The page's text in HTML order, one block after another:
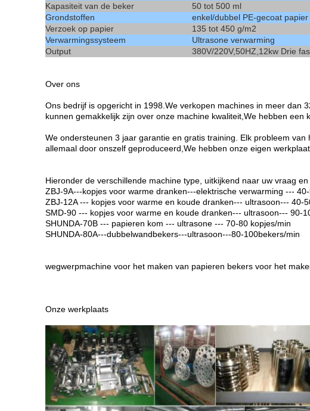
Kapasiteit van de beker
50 tot 500 ml
Grondstoffen
enkel/dubbel PE-gecoat papier
Verzoek op papier
135 tot 450 g/m2
Verwarmingssysteem
Ultrasone verwarming
Output
380V/220V,50HZ,12kw Drie
Over ons
Ons bedrijf is opgericht in 1998.We verkopen machines in meer dan
kunnen gemakkelijk zijn over onze machine kwaliteit,We hebben een
We ondersteunen 3 jaar garantie en gratis training. Elk probleem
allemaal door onszelf geproduceerd,We hebben onze eigen
Hieronder de verschillende machine type, uitkijkend naar uw vraag
ZBJ-9A---kopjes voor warme dranken---elektrische verwarming ---
ZBJ-12A --- kopjes voor warme en koude dranken--- ultrasoon--- 40-
SMD-90 --- kopjes voor warme en koude dranken--- ultrasoon--- 90-
SHUNDA-70B --- papieren kom --- ultrasone --- 70-80 kopjes/min
SHUNDA-80A---dubbelwandbekers---ultrasoon---80-100bekers/min
wegwerpmachine voor het maken van papieren bekers voor het
Onze werkplaats